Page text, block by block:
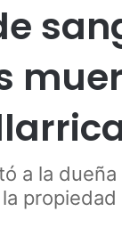
a la
propiedad